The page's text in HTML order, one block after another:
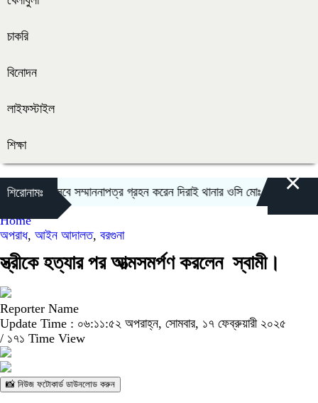
চাকরি
বিনোদন
লাইফস্টাইল
শিক্ষা
শিরোনামঃহিসেবে সম্মাননাপত্র গ্রহন করেন দিরাই থানার ওসি মোঃ আমিনুল ইসলাম
×
Home
অপরাধ, আইন আদালত, বরগুনা
স্ত্রীকে হত্যার পর আত্মসমর্পণ করলেন স্বামী।
Reporter Name
Update Time : ০৬:১১:৫২ অপরাহ্ন, সোমবার, ১৭ ফেব্রুয়ারী ২০২৫
/ ১৭১ Time View
📸 নিউজ ফটোকার্ড ডাউনলোড করুন